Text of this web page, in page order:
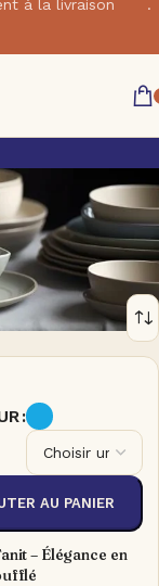
à la livraison .
9 résultats affichés
AU PANIER
– Élégance en